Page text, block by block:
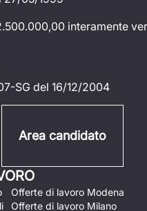
interamente
SG del 16/12/2004
Area candidato
Offerte di lavoro Modena
Offerte di lavoro Milano